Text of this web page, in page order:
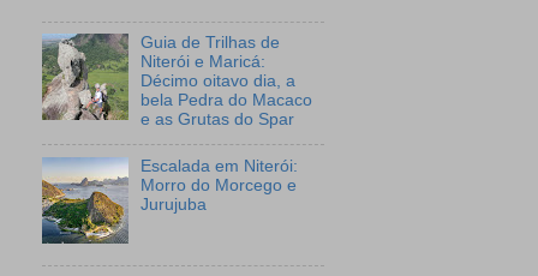
Guia de Trilhas de
Niterói e Maricá:
Décimo oitavo dia, a
bela Pedra do Macaco
e as Grutas do Spar
Escalada em Niterói:
Morro do Morcego e
Jurujuba